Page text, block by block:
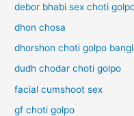
debor bhabi sex choti
dhon chosa
dhorshon choti golpo
dudh chodar choti golpo
facial cumshoot sex
gf choti golpo